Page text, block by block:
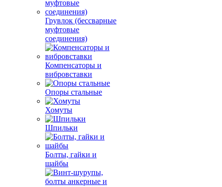
Грувлок (бессварные
муфтовые
соединения)
Компенсаторы и
вибровставки
Опоры стальные
Хомуты
Шпильки
Болты, гайки и
шайбы